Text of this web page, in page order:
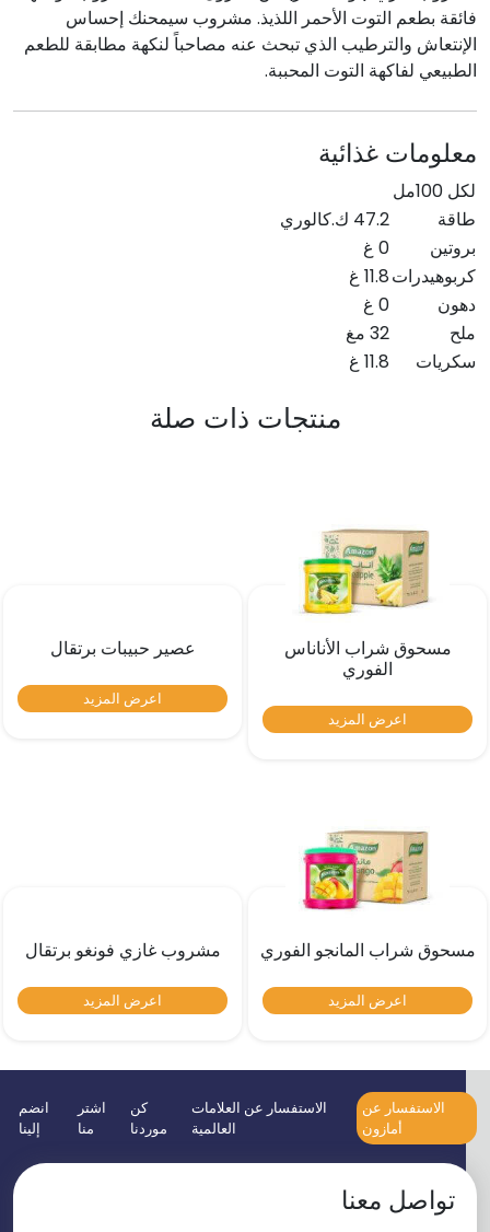
فائقة بطعم التوت الأحمر اللذيذ. مشروب سيمحنك إحساس
الإنتعاش والترطيب الذي تبحث عنه مصاحباً لنكهة مطابقة للطعم
الطبيعي لفاكهة التوت المحببة.
معلومات غذائية
لكل 100مل
طاقة
47.2 ك.كالوري
بروتين
0 غ
كربوهيدرات11.8 غ
دهون
0 غ
ملح
32 مغ
سكريات
11.8 غ
منتجات ذات صلة
مسحوق شراب الأناناس
الفوري
اعرض المزيد
عصير حبيبات برتقال
اعرض المزيد
مسحوق شراب المانجو الفوري
اعرض المزيد
مشروب غازي فونغو برتقال
اعرض المزيد
الاستفسار عن
أمازون
الاستفسار عن العلامات
العالمية
كن
موردنا
اشتر
منا
انضم
إلينا
تواصل معنا